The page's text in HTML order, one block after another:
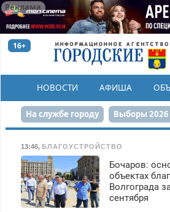
Реклама
16+
НОВОСТИ АФИША
КОНКУРСЫ
На службе городу Выборы 2026
Сталинград в сердце
Набережная День Победы
80-летие Победы Парк
13:46, БЛАГОУСТРОЙСТВО
Бочаров:
объектах
Волгограда
сентября